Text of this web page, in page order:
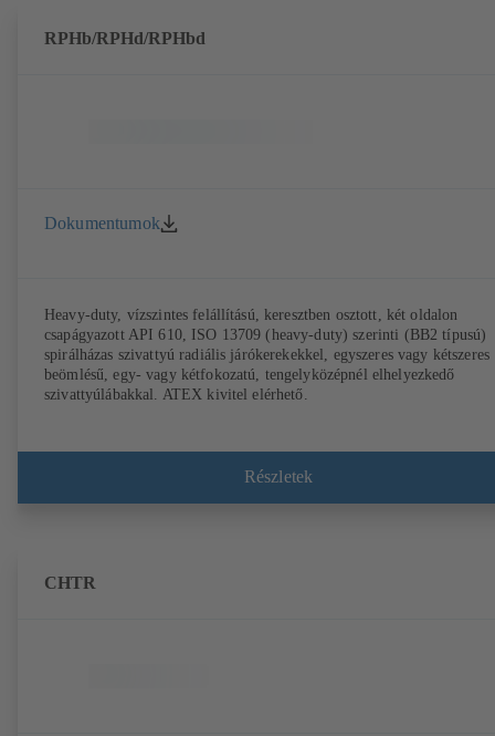
RPHb/RPHd/RPHbd
Dokumentumok
Heavy-duty, vízszintes felállítású, keresztben osztott, két oldalon
csapágyazott API 610, ISO 13709 (heavy-duty) szerinti (BB2 típusú)
spirálházas szivattyú radiális járókerekekkel, egyszeres vagy kétszeres
beömlésű, egy- vagy kétfokozatú, tengelyközépnél elhelyezkedő
szivattyúlábakkal. ATEX kivitel elérhető.
Részletek
CHTR